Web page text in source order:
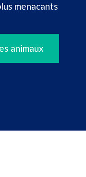
menacants
animaux